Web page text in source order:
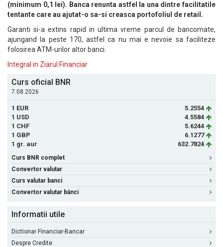
(minimum 0,1 lei). Banca renunta astfel la una dintre facilitatile
tentante care au ajutat-o sa-si creasca portofoliul de retail.
Garanti si-a extins rapid in ultima vreme parcul de bancomate,
ajungand la peste 170, astfel ca nu mai e nevoie sa faciliteze
folosirea ATM-urilor altor banci.
Integral in Ziarul Financiar
Curs oficial BNR
7.08.2026
1 EUR
5.2554
1 USD
4.5584
1 CHF
5.6244
1 GBP
6.1277
1 gr. aur
632.7824
Curs BNR complet
Convertor valutar
Curs valutar banci
Convertor valutar bănci
Informatii utile
Dictionar Financiar-Bancar
Despre Credite